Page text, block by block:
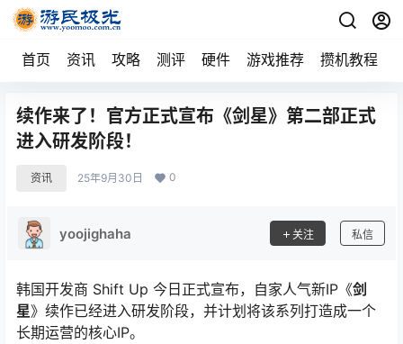
首页 资讯 攻略 测评 硬件 游戏推荐 攒机教程
续作来了！官方正式宣布《剑星》第二部正式
进入研发阶段！
资讯 25年9月30日 0
yoojighaha 关注 私信
韩国开发商 Shift Up 今日正式宣布，自家人气新IP《剑
星》续作已经进入研发阶段，并计划将该系列打造成一个
长期运营的核心IP。